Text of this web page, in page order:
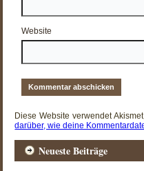
Website
Diese Website verwendet
darüber, wie deine
Neueste Beiträge